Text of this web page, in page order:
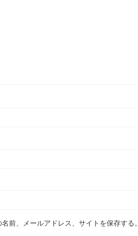
前、メールアドレス、サイトを保存する。